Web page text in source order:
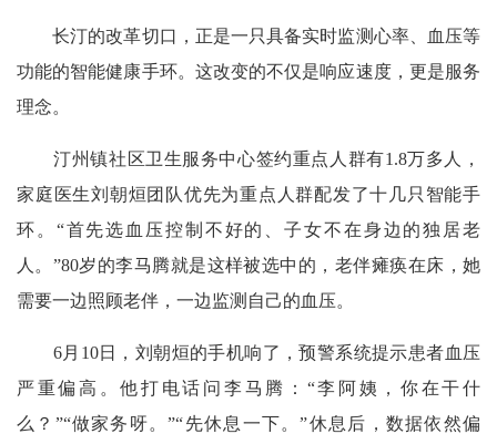
长汀的改革切口，正是一只具备实时监测心率、血压等
功能的智能健康手环。这改变的不仅是响应速度，更是服务
理念。
汀州镇社区卫生服务中心签约重点人群有1.8万多人，
家庭医生刘朝烜团队优先为重点人群配发了十几只智能手
环。“首先选血压控制不好的、子女不在身边的独居老
人。”80岁的李马腾就是这样被选中的，老伴瘫痪在床，她
需要一边照顾老伴，一边监测自己的血压。
6月10日，刘朝烜的手机响了，预警系统提示患者血压
严重偏高。他打电话问李马腾：“李阿姨，你在干什
么？”“做家务呀。”“先休息一下。”休息后，数据依然偏